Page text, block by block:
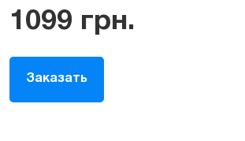
1099 грн.
Заказать